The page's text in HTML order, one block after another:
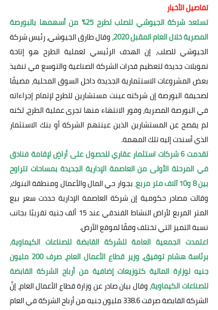
تفاصيل الأخبار
تستعد شركة الجيوشي للصلب لطرح 25% من أسهمها بالبورصة
المصرية خلال العام المقبل 2020،
وقال طارق الجيوشي، رئيس شركة
الجيوشي للصلب، إن الهدف الرئيسي لعملية الطرح هو إتاحة
تمويلات جديدة لتعظيم قدرات الشركة الصناعية والتوسع في تنفيذ
بعض المشروعات الاستثمارية الجديدة داخل السوق المحلية، مضيفًا
لصحيفة البورصة إن شركته عينت مستشارين للطرح لإتمام إجراءاته
في البورصة المصرية، وفور الانتهاء منها تجرى عملية الطرح، لكنه
لم يفصح عن المستشارين الذين عينتهم الشركة أو بنك الاستثمار
الذي أسندت إليه تلك المهمة.
تقدمت 6 شركات استثمار عقاري للحصول على أراضٍ لإقامة فنادق
في المرحلة الأولى من العاصمة الإدارية الجديدة بمساحات تتراوح
بين 8 و10 آلاف متر مربع
،بجوار حي المال والأعمال ومنطقة البنوك،
وقالت مصادر حكومية إن شركة العاصمة الإدارية حددت سعر بيع
المتر المربع لأراض النشاط الفندقي عند 15 ألف جنيه تقريبًا بجانب
نسبة التميز التي تختلف وفقًا لموقع الأرض.
اعتمدت الجمعية العامة للشركة القابضة للصناعات الكيماوية،
برئاسة هشام توفيق، وزير قطاع الأعمال العام، صرف 200 مليون
جنيه لوزارة المالية كتوزيعات إضافية من أرباح الشركة القابضة
للصناعات الكيماوية،وقال بيان صادر عن وزارة قطاع الأعمال العام، إنَّ
الشركة القابضة صرفت 338.6 مليون جنيه من أرباح الشركة في العام